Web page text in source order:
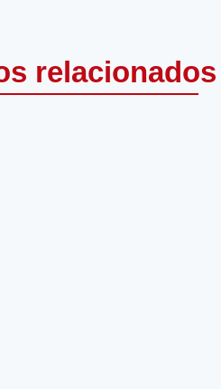
relacionados